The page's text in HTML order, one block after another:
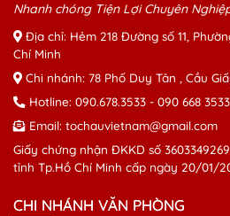
Nhanh chóng Tiện Lợi Chuyên
Địa chỉ: Hẻm 218 Đường số 11,
Chí Minh
Chi nhánh: 78 Phố Duy Tân , Cầu
Hotline: 090.678.3533 - 090 668 3533
Email: tochauvietnam@gmail.com
Giấy chứng nhận ĐKKD số
tỉnh Tp.Hồ Chí Minh cấp ngày 20/01/
CHI NHÁNH VĂN PHÒNG